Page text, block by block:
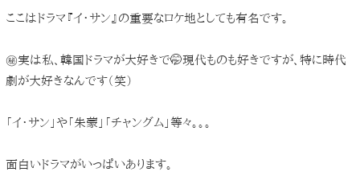
ここはドラマ『イ・サン』の重要なロケ地としても有名です。
㊙️実は私、韓国ドラマが大好きで🤭現代ものも好きですが、特に時代
劇が大好きなんです（笑）
「イ・サン」や「朱蒙」「チャングム」等々。。。
面白いドラマがいっぱいあります。